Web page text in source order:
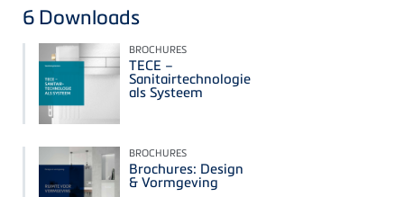
6 Downloads
BROCHURES
TECE –
Sanitairtechnologie
als Systeem
BROCHURES
Brochures: Design
& Vormgeving